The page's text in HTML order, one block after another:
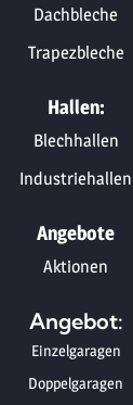
Dachbleche
Trapezbleche
Hallen:
Blechhallen
Industriehallen
Angebote
Aktionen
Angebot:
Einzelgaragen
Doppelgaragen